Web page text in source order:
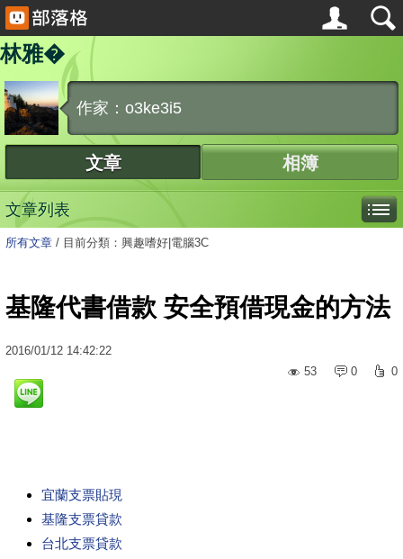
林雅�
作家：o3ke3i5
文章 相簿
文章列表
所有文章 / 目前分類：興趣嗜好|電腦3C
基隆代書借款 安全預借現金的方法
2016/01/12 14:42:22
53
0 0
宜蘭支票貼現
基隆支票貸款
台北支票貸款